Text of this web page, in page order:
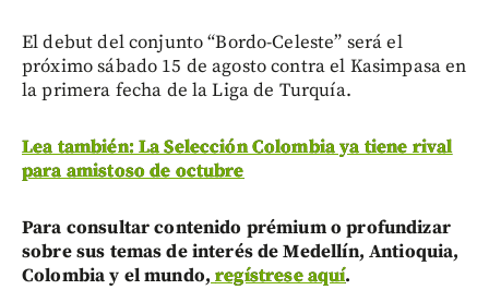
El debut del conjunto “Bordo-Celeste” será el
próximo sábado 15 de agosto contra el Kasimpasa en
la primera fecha de la Liga de Turquía.
Lea también: La Selección Colombia ya tiene rival
para amistoso de octubre
Para consultar contenido prémium o profundizar
sobre sus temas de interés de Medellín, Antioquia,
Colombia y el mundo, regístrese aquí.